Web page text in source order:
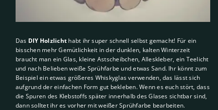
Das DIY Holzlicht habt ihr super schnell selbst gemacht! Für ein
bisschen mehr Gemütlichkeit in der dunklen, kalten Winterzeit
braucht man ein Glas, kleine Astscheibchen, Alleskleber, ein Teelicht
und nach Belieben weiße Sprühfarbe und etwas Sand. Ihr könnt zum
Beispiel ein etwas größeres Whiskyglas verwenden, das lässt sich
aufgrund der einfachen Form gut bekleben. Wenn es euch stört, dass
die Spuren des Klebstoffs später innerhalb des Glases sichtbar sind,
dann solltet ihr es vorher mit weißer Sprühfarbe bearbeiten.